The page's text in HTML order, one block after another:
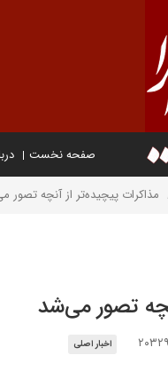
صفحه نخست
مذاکرات پیچیده‌تر از آنچه تصور
تصور می‌شد
اخبار اصلی